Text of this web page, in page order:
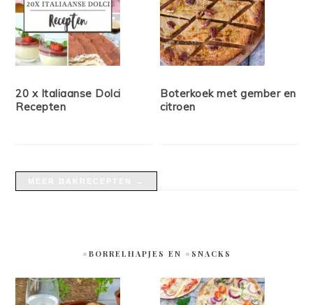
20 x Italiaanse Dolci
Recepten
Boterkoek met gember en
citroen
#BORRELHAPJES EN #SNACKS